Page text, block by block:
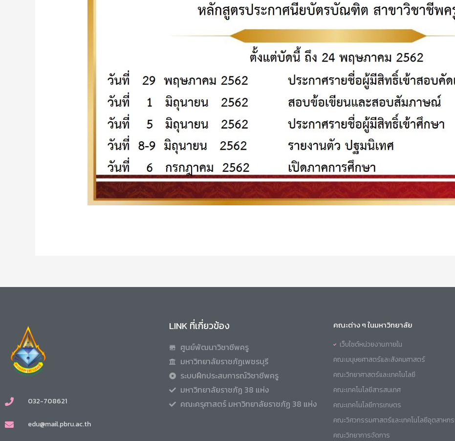
032-708621
edu@mail.pbru.ac.th
LINK ที่เกี่ยวข้อง
ศูนย์พัฒนาวิชาชีพครู
มหาวิทยาลัยราชภัฏเพชรบุรี
ระบบฝึกประสบการณ์วิชาชีพครู
มหาวิทยาลัยราชภัฏ 38 แห่ง
คณะครุศาสตร์ มหาวิทยาลัยราชภัฏ 38 แห่ง
คณะต่าง ๆ ในมหาวิทยาลัย
เว็บไซต์หน่วยงานภายใน
คณะมนุษยศาสตร์และสังคมศาสตร์
คณะวิทยาศาสตร์และเทคโนโลยี
คณะเทคโนโลยีสารสนเทศ
คณะเทคโนโลยีการเกษตร
คณะวิศวกรรมศาสตร์และเทคโนโลยีอุตสาหก
คณะวิทยาการจัดการ